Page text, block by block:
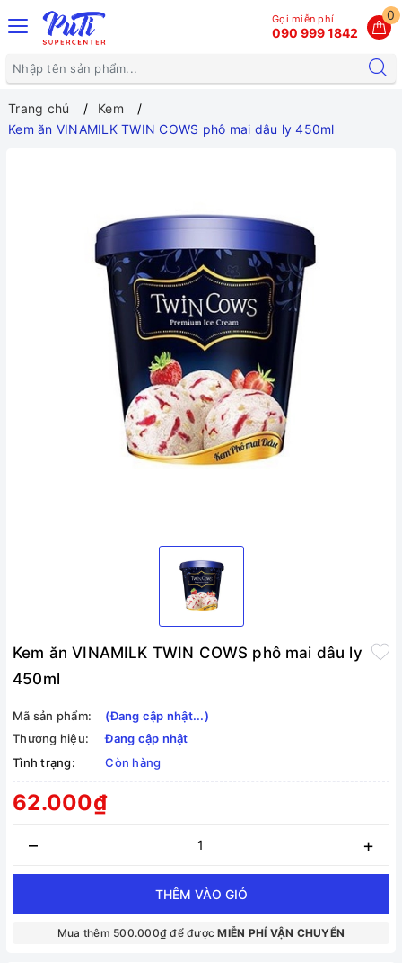
0
Gọi miễn phí
090 999 1842
Trang chủ
Kem
Kem ăn VINAMILK TWIN COWS phô mai dâu ly 450ml
Kem ăn VINAMILK TWIN COWS phô mai dâu ly
450ml
Mã sản phẩm:
(Đang cập nhật...)
Thương hiệu:
Đang cập nhật
Tình trạng:
Còn hàng
62.000₫
– +
THÊM VÀO GIỎ
Mua thêm 500.000₫ để đượcMIỄN PHÍ VẬN CHUYỂN